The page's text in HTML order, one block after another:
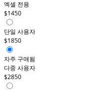
엑셀 전용
$1450
단일 사용자
$1850
자주 구매됨
다중 사용자
$2850